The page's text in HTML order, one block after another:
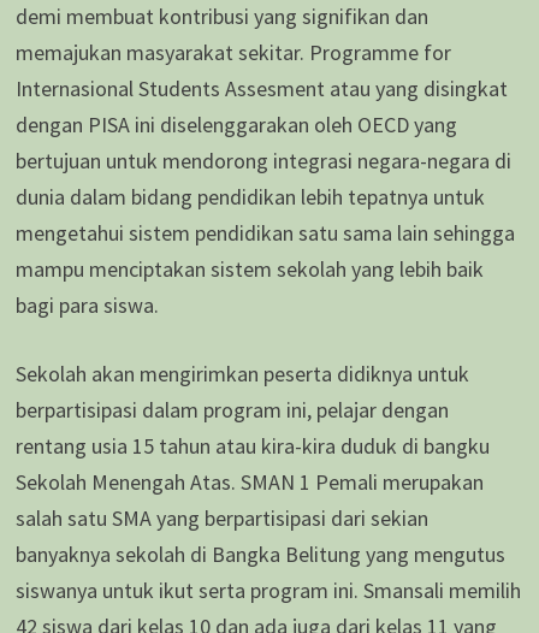
demi membuat kontribusi yang signifikan dan
memajukan masyarakat sekitar. Programme for
Internasional Students Assesment atau yang disingkat
dengan PISA ini diselenggarakan oleh OECD yang
bertujuan untuk mendorong integrasi negara-negara di
dunia dalam bidang pendidikan lebih tepatnya untuk
mengetahui sistem pendidikan satu sama lain sehingga
mampu menciptakan sistem sekolah yang lebih baik
bagi para siswa.
Sekolah akan mengirimkan peserta didiknya untuk
berpartisipasi dalam program ini, pelajar dengan
rentang usia 15 tahun atau kira-kira duduk di bangku
Sekolah Menengah Atas. SMAN 1 Pemali merupakan
salah satu SMA yang berpartisipasi dari sekian
banyaknya sekolah di Bangka Belitung yang mengutus
siswanya untuk ikut serta program ini. Smansali memilih
42 siswa dari kelas 10 dan ada juga dari kelas 11 yang